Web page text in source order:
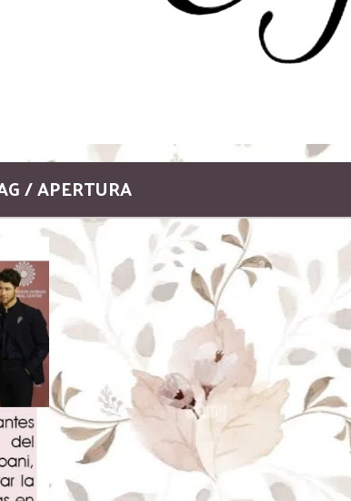
/ APERTURA